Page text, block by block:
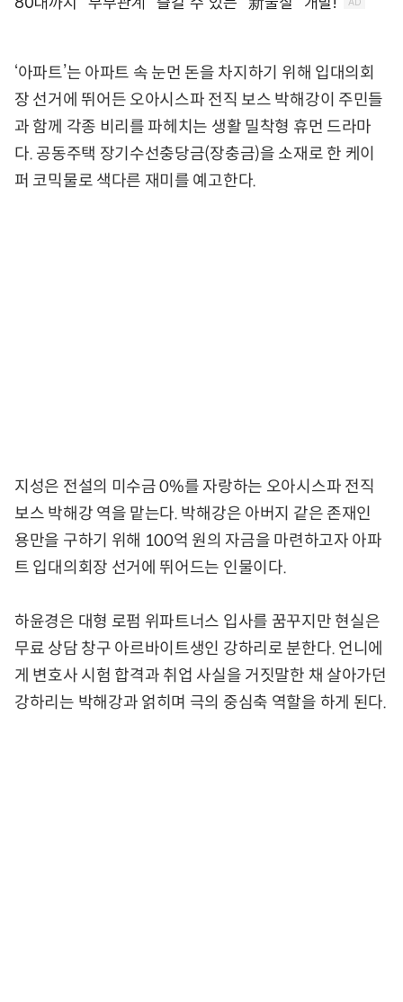
‘아파트’는 아파트 속 눈먼 돈을 차지하기 위해 입대의회
장 선거에 뛰어든 오아시스파 전직 보스 박해강이 주민들
과 함께 각종 비리를 파헤치는 생활 밀착형 휴먼 드라마
다. 공동주택 장기수선충당금(장충금)을 소재로 한 케이
퍼 코믹물로 색다른 재미를 예고한다.
지성은 전설의 미수금 0%를 자랑하는 오아시스파 전직
보스 박해강 역을 맡는다. 박해강은 아버지 같은 존재인
용만을 구하기 위해 100억 원의 자금을 마련하고자 아파
트 입대의회장 선거에 뛰어드는 인물이다.
하윤경은 대형 로펌 위파트너스 입사를 꿈꾸지만 현실은
무료 상담 창구 아르바이트생인 강하리로 분한다. 언니에
게 변호사 시험 합격과 취업 사실을 거짓말한 채 살아가던
강하리는 박해강과 얽히며 극의 중심축 역할을 하게 된다.